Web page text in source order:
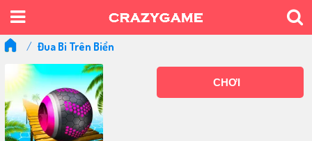
Đua Bi Trên Biển
CHƠI